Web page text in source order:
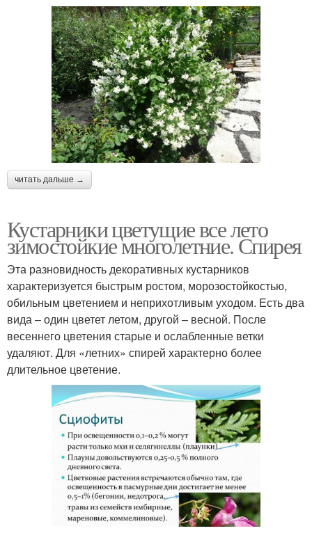
читать дальше →
Кустарники цветущие все лето
зимостойкие многолетние. Спирея
Эта разновидность декоративных кустарников
характеризуется быстрым ростом, морозостойкостью,
обильным цветением и неприхотливым уходом. Есть два
вида – один цветет летом, другой – весной. После
весеннего цветения старые и ослабленные ветки
удаляют. Для «летних» спирей характерно более
длительное цветение.